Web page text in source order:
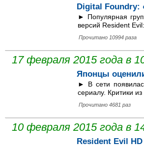
Digital Foundry:
► Популярная
версий Resident
Прочитано 10994 раза
17 февраля 2015 года в
Японцы
► В сети
сериалу. Критики
Прочитано 4681 раз
10 февраля 2015 года в
Resident Evil